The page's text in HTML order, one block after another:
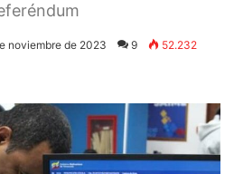
noviembre de 2023 9 52.232